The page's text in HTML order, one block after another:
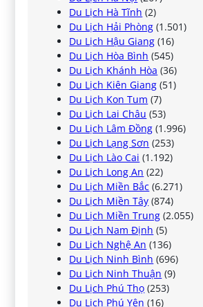
Du Lịch Hà Tĩnh (2)
Du Lịch Hải Phòng (1.501)
Du Lịch Hậu Giang (16)
Du Lịch Hòa Bình (545)
Du Lịch Khánh Hòa (36)
Du Lịch Kiên Giang (51)
Du Lịch Kon Tum (7)
Du Lịch Lai Châu (53)
Du Lịch Lâm Đồng (1.996)
Du Lịch Lạng Sơn (253)
Du Lịch Lào Cai (1.192)
Du Lịch Long An (22)
Du Lịch Miền Bắc (6.271)
Du Lịch Miền Tây (874)
Du Lịch Miền Trung (2.055)
Du Lịch Nam Định (5)
Du Lịch Nghệ An (136)
Du Lịch Ninh Bình (696)
Du Lịch Ninh Thuận (9)
Du Lịch Phú Thọ (253)
Du Lịch Phú Yên (16)